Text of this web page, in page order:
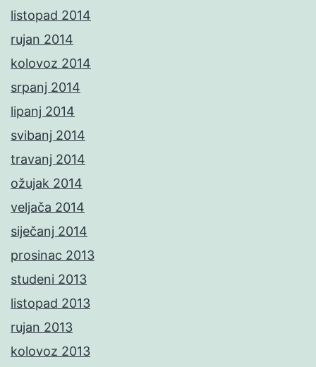
listopad 2014
rujan 2014
kolovoz 2014
srpanj 2014
lipanj 2014
svibanj 2014
travanj 2014
ožujak 2014
veljača 2014
siječanj 2014
prosinac 2013
studeni 2013
listopad 2013
rujan 2013
kolovoz 2013